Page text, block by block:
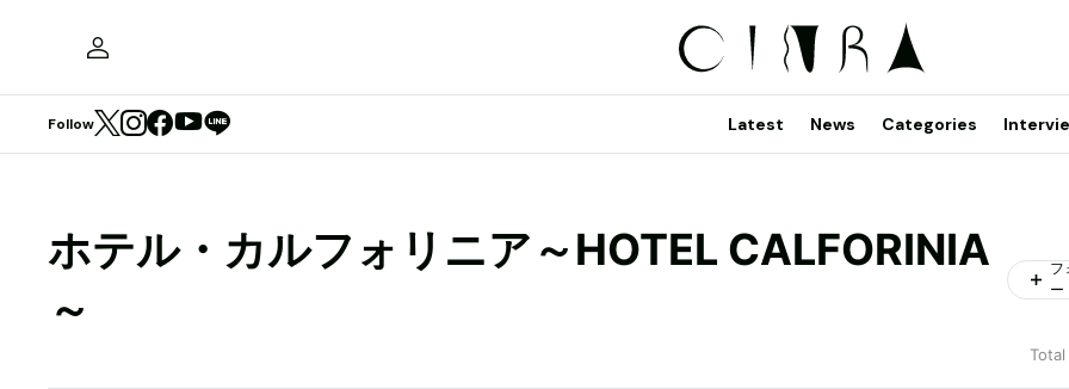
Follow Latest News Categories
ホテル・カルフォリニア～HOTEL CALFORINIA
～
フ
ー